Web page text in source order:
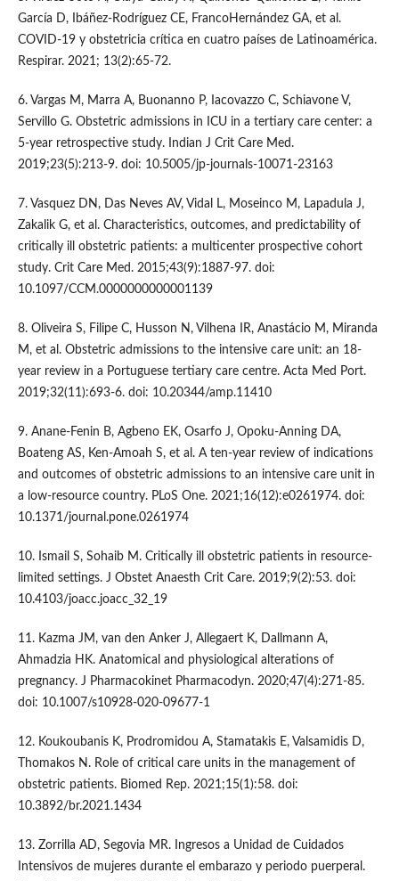
García D, Ibáñez-Rodríguez CE, FrancoHernández GA, et al.
COVID-19 y obstetricia crítica en cuatro países de Latinoamérica.
Respirar. 2021; 13(2):65-72.
6. Vargas M, Marra A, Buonanno P, Iacovazzo C, Schiavone V,
Servillo G. Obstetric admissions in ICU in a tertiary care center: a
5-year retrospective study. Indian J Crit Care Med.
2019;23(5):213-9. doi: 10.5005/jp-journals-10071-23163
7. Vasquez DN, Das Neves AV, Vidal L, Moseinco M, Lapadula J,
Zakalik G, et al. Characteristics, outcomes, and predictability of
critically ill obstetric patients: a multicenter prospective cohort
study. Crit Care Med. 2015;43(9):1887-97. doi:
10.1097/CCM.0000000000001139
8. Oliveira S, Filipe C, Husson N, Vilhena IR, Anastácio M, Miranda
M, et al. Obstetric admissions to the intensive care unit: an 18-
year review in a Portuguese tertiary care centre. Acta Med Port.
2019;32(11):693-6. doi: 10.20344/amp.11410
9. Anane-Fenin B, Agbeno EK, Osarfo J, Opoku-Anning DA,
Boateng AS, Ken-Amoah S, et al. A ten-year review of indications
and outcomes of obstetric admissions to an intensive care unit in
a low-resource country. PLoS One. 2021;16(12):e0261974. doi:
10.1371/journal.pone.0261974
10. Ismail S, Sohaib M. Critically ill obstetric patients in resource-
limited settings. J Obstet Anaesth Crit Care. 2019;9(2):53. doi:
10.4103/joacc.joacc_32_19
11. Kazma JM, van den Anker J, Allegaert K, Dallmann A,
Ahmadzia HK. Anatomical and physiological alterations of
pregnancy. J Pharmacokinet Pharmacodyn. 2020;47(4):271-85.
doi: 10.1007/s10928-020-09677-1
12. Koukoubanis K, Prodromidou A, Stamatakis E, Valsamidis D,
Thomakos N. Role of critical care units in the management of
obstetric patients. Biomed Rep. 2021;15(1):58. doi:
10.3892/br.2021.1434
13. Zorrilla AD, Segovia MR. Ingresos a Unidad de Cuidados
Intensivos de mujeres durante el embarazo y periodo puerperal.